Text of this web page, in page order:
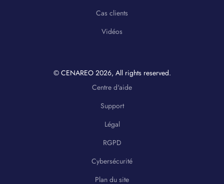
Cas clients
Vidéos
© CENAREO 2026, All rights reserved.
Centre d'aide
Support
Légal
RGPD
Cybersécurité
Plan du site